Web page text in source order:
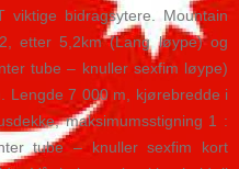
viktige bidragsytere. Mountain
etter 5,2km (Lang løype) og
tube – knuller sexfim løype)
Lengde 7 000 m, kjørebredde i
maksimumsstigning 1 :
tube – knuller sexfim kort